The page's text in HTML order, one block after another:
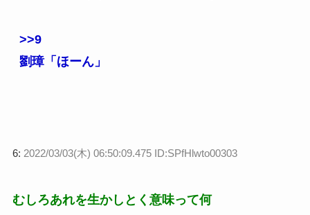
>>9
劉璋「ほーん」
6: 2022/03/03(木) 06:50:09.475 ID:SPfHlwto00303
むしろあれを生かしとく意味って何